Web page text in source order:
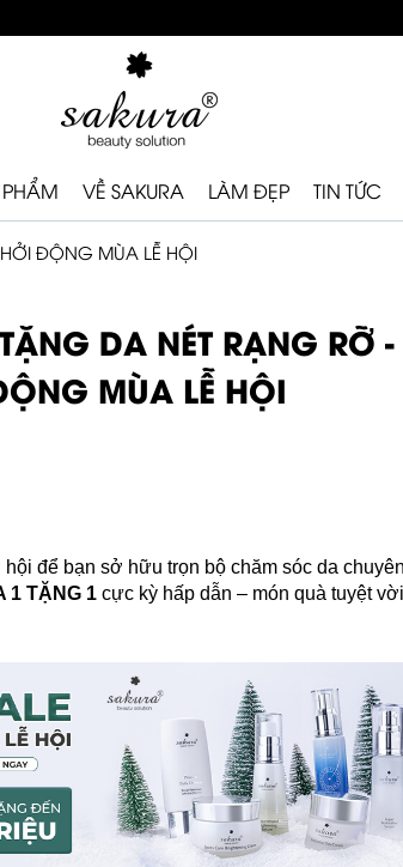
VỀ SAKURA LÀM ĐẸP TIN TỨC
ĐỘNG MÙA LỄ HỘI
DA NÉT RẠNG RỠ
MÙA LỄ HỘI
hội để bạn sở hữu trọn bộ chăm sóc da
1 TẶNG 1 cực kỳ hấp dẫn – món quà tuyệt